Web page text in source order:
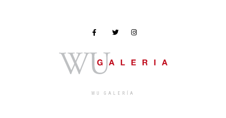
WU GALERÍA